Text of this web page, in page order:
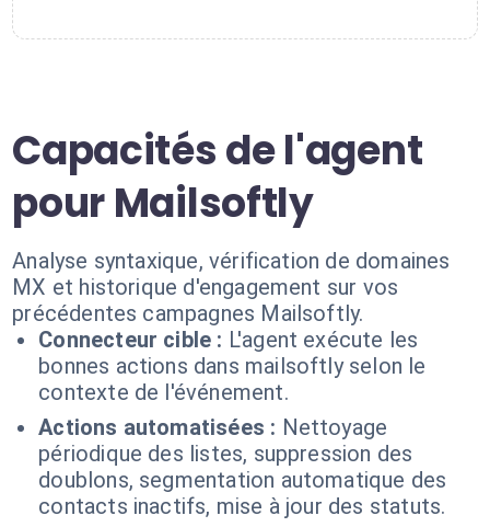
Capacités de l'agent
pour Mailsoftly
Analyse syntaxique, vérification de domaines
MX et historique d'engagement sur vos
précédentes campagnes Mailsoftly.
Connecteur cible : L'agent exécute les
bonnes actions dans mailsoftly selon le
contexte de l'événement.
Actions automatisées : Nettoyage
périodique des listes, suppression des
doublons, segmentation automatique des
contacts inactifs, mise à jour des statuts.